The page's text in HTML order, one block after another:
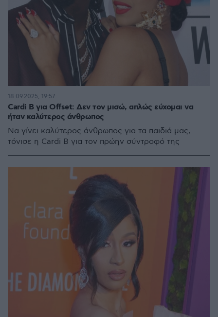
Cardi B για Offset: Δεν τον μισώ, απλώς εύχομαι να
ήταν καλύτερος άνθρωπος
Να γίνει καλύτερος άνθρωπος για τα παιδιά μας,
τόνισε η Cardi B για τον πρώην σύντροφό της
18.09.2025, 19:57